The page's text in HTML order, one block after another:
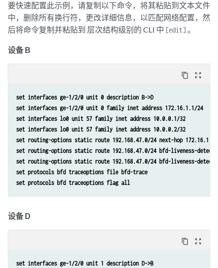
要快速配置此示例，请复制以下命令，将其粘贴到文本文件
中，删除所有换行符，更改详细信息，以匹配网络配置，然
后将命令复制并粘贴到 层次结构级别的 CLI 中 [edit] 。
设备 B
content_copy zoom_out_map
set interfaces ge-1/2/0 unit 0 description B->D
set interfaces ge-1/2/0 unit 0 family inet address 172.16.1.1/24
set interfaces lo0 unit 57 family inet address 10.0.0.1/32
set interfaces lo0 unit 57 family inet address 10.0.0.2/32
set routing-options static route 192.168.47.0/24 next-hop 172.16.1.2
set routing-options static route 192.168.47.0/24 bfd-liveness-
set routing-options static route 192.168.47.0/24 bfd-liveness-
set protocols bfd traceoptions file bfd-trace
set protocols bfd traceoptions flag all
设备 D
content_copy zoom_out_map
set interfaces ge-1/2/0 unit 1 description D->B